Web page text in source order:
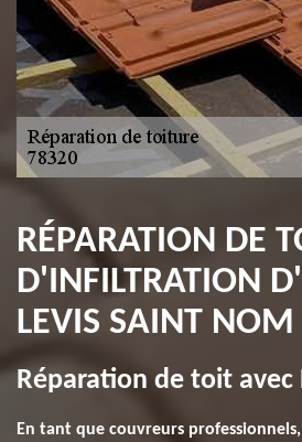
RÉPARATION DE
D'INFILTRATION
LEVIS SAINT
Réparation de toit
En tant que couvreurs